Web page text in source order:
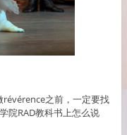
之前，一定要找
院RAD教科书上怎么说